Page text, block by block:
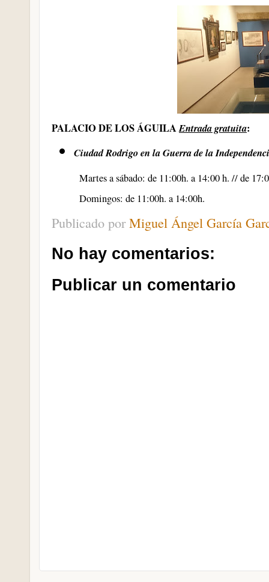
PALACIO DE LOS ÁGUILAEntrada gratuita:
Ciudad Rodrigo en la Guerra de la
Martes a sábado: de 11:00h. a 14:00 h. // de
Domingos: de 11:00h. a 14:00h.
Publicado porMiguel Ángel García
No hay comentarios:
Publicar un comentario